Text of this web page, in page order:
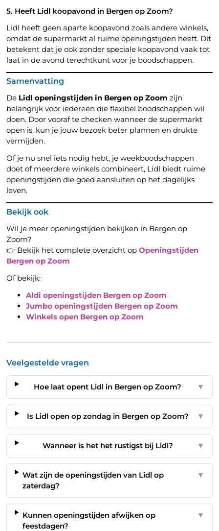
5. Heeft Lidl koopavond in Bergen op Zoom?
Lidl heeft geen aparte koopavond zoals andere winkels,
omdat de supermarkt al ruime openingstijden heeft. Dit
betekent dat je ook zonder speciale koopavond vaak tot
laat in de avond terechtkunt voor je boodschappen.
Samenvatting
De Lidl openingstijden in Bergen op Zoom zijn
belangrijk voor iedereen die flexibel boodschappen wil
doen. Door vooraf te checken wanneer de supermarkt
open is, kun je jouw bezoek beter plannen en drukte
vermijden.
Of je nu snel iets nodig hebt, je weekboodschappen
doet of meerdere winkels combineert, Lidl biedt ruime
openingstijden die goed aansluiten op het dagelijks
leven.
Bekijk ook
Wil je meer openingstijden bekijken in Bergen op
Zoom?
👉 Bekijk het complete overzicht opOpeningstijden
Bergen op Zoom
Of bekijk:
Aldi openingstijden Bergen op Zoom
Jumbo openingstijden Bergen op Zoom
Winkels open Bergen op Zoom
Veelgestelde vragen
Hoe laat opent Lidl in Bergen op Zoom? ▼
Is Lidl open op zondag in Bergen op Zoom? ▼
Wanneer is het het rustigst bij Lidl? ▼
Wat zijn de openingstijden van Lidl op
zaterdag?
▼
Kunnen openingstijden afwijken op
feestdagen?
▼